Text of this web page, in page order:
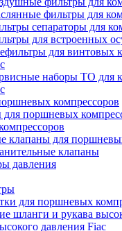
фильтры для
сепараторы для
для встроенных
для винтовых
наборы ТО для
компрессоров
поршневых
клапаны для
клапаны
давления
для поршневых
шланги и рукава
давления Fiac